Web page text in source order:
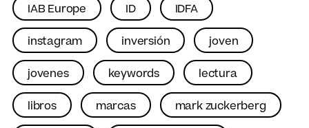
IAB Europe ID IDFA
instagram inversión joven
jovenes keywords lectura
libros marcas mark zuckerberg